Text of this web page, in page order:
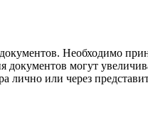
Необходимо
могут
или через